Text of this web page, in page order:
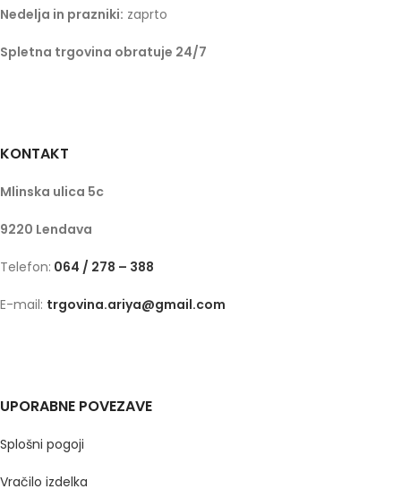
Nedelja in prazniki: zaprto
Spletna trgovina obratuje 24/7
KONTAKT
Mlinska ulica 5c
9220 Lendava
Telefon: 064 / 278 – 388
E-mail: trgovina.ariya@gmail.com
UPORABNE POVEZAVE
Splošni pogoji
Vračilo izdelka